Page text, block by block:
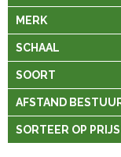
MERK
SCHAAL
SOORT
AFSTAND
SORTEER OP PRIJS